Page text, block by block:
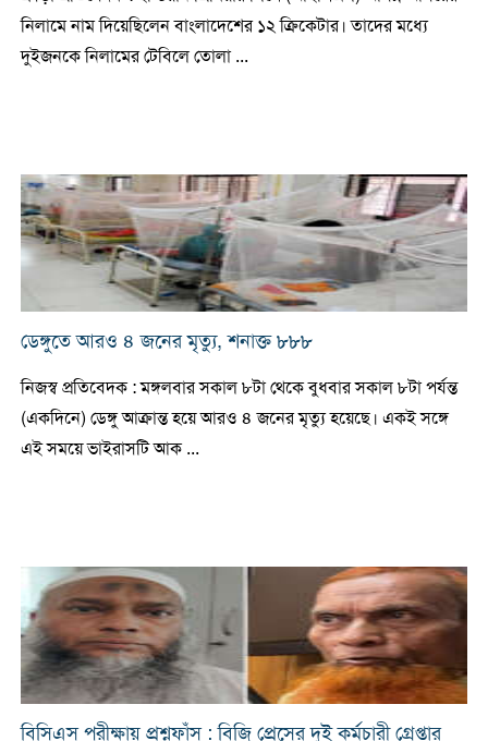
নিলামে নাম দিয়েছিলেন বাংলাদেশের ১২ ক্রিকেটার। তাদের মধ্যে
দুইজনকে নিলামের টেবিলে তোলা ...
ডেঙ্গুতে আরও ৪ জনের মৃত্যু, শনাক্ত ৮৮৮
নিজস্ব প্রতিবেদক : মঙ্গলবার সকাল ৮টা থেকে বুধবার সকাল ৮টা পর্যন্ত
(একদিনে) ডেঙ্গু আক্রান্ত হয়ে আরও ৪ জনের মৃত্যু হয়েছে। একই সঙ্গে
এই সময়ে ভাইরাসটি আক ...
বিসিএস পরীক্ষায় প্রশ্নফাঁস : বিজি প্রেসের দুই কর্মচারী গ্রেপ্তার